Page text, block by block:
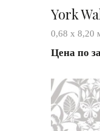
York
0,68 х 8,20
Цена по